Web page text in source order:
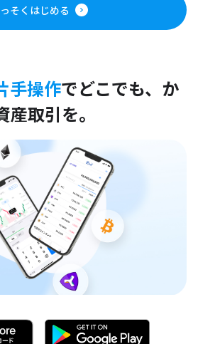
そくはじめる
手操作でどこでも、 か
取引を。